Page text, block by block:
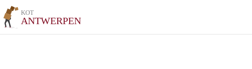
KOT
ANTWERPEN